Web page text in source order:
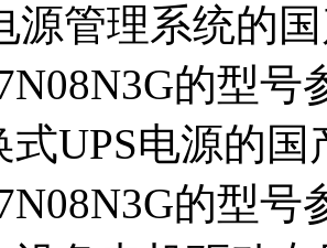
源管理系统的
的型号
式UPS电源的
的型号